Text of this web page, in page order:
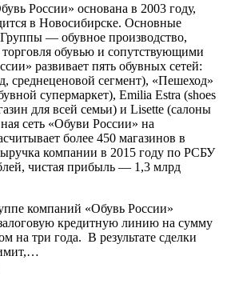
России» основана в 2003 году,
в Новосибирске. Основные
— обувное производство,
торговля обувью и сопутствующими
развивает пять обувных сетей:
среднеценовой сегмент), «Пешеход»
супермаркет), Emilia Estra (shoes
для всей семьи) и Lisette (салоны
сеть «Обуви России» на
более 450 магазинов в
компании в 2015 году по РСБУ
чистая прибыль — 1,3 млрд
компаний «Обувь России»
кредитную линию на сумму
на три года. В результате сделки